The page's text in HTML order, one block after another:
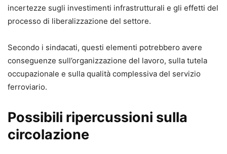
incertezze sugli investimenti infrastrutturali e gli effetti del
processo di liberalizzazione del settore.
Secondo i sindacati, questi elementi potrebbero avere
conseguenze sull’organizzazione del lavoro, sulla tutela
occupazionale e sulla qualità complessiva del servizio
ferroviario.
Possibili ripercussioni sulla
circolazione